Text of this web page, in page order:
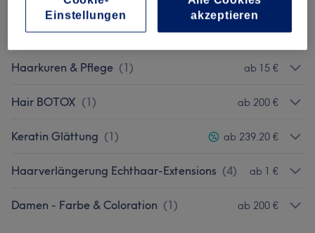
Kinder - Haarschnitte & Stylings (2) 25 €
Haarkuren & Pflege (1) ab 15 €
Hair BOTOX (1) ab 200 €
Keratin Glättung (1) ab 239,20 €
Haarverlängerung Echthaar-Extensions (4) ab 1 €
Damen - Farbe & Coloration (1) ab 200 €
Einstellungen
akzeptieren